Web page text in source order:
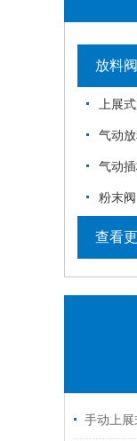
放料阀
上展
气动
气动
粉末阀
查看
手动上